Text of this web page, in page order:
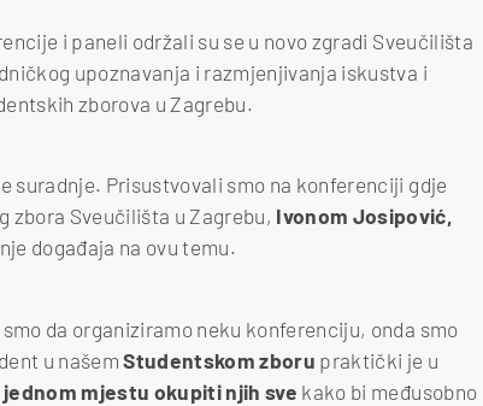
i paneli održali su se u novo zgradi Sveučilišta
upoznavanja i razmjenjivanja iskustva i
zborova u Zagrebu.
suradnje. Prisustvovali smo na konferenciji gdje
zbora Sveučilišta u Zagrebu, Ivonom Josipović,
događaja na ovu temu.
da organiziramo neku konferenciju, onda smo
u našemStudentskom zboru praktički je u
jednom mjestu okupiti njih sve kako bi međusobno